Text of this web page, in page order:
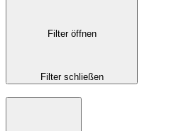
Filter öffnen
Filter schließen